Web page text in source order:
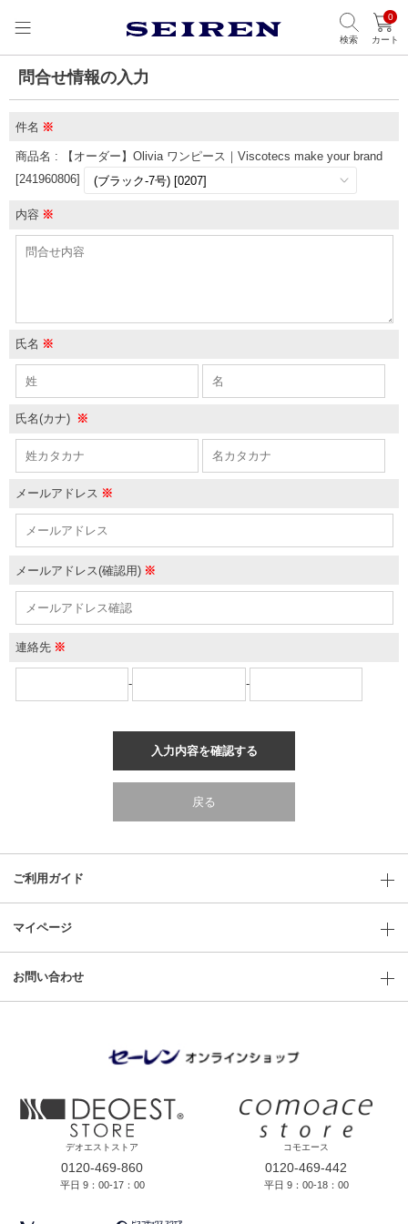
検索
0
カート
問合せ情報の入力
件名 ※
商品名 : 【オーダー】Olivia ワンピース｜Viscotecs make your brand
[241960806]
内容 ※
氏名 ※
氏名(カナ) ※
メールアドレス ※
メールアドレス(確認用) ※
連絡先 ※
- -
入力内容を確認する
戻る
ご利用ガイド
マイページ
お問い合わせ
デオエストストア
0120-469-860
平日 9：00-17：00
コモエース
0120-469-442
平日 9：00-18：00